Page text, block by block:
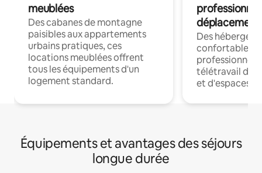
meublées
Des cabanes de montagne
paisibles aux appartements
urbains pratiques, ces
locations meublées offrent
tous les équipements d'un
logement standard.
déplacement
Des
confortables
professionnels
télétravail
et d'espaces
Équipements et avantages des séjours
longue durée